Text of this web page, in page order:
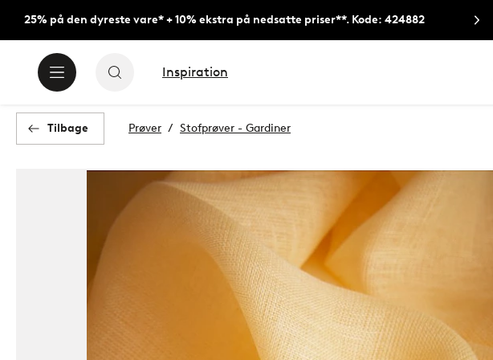
25% på den dyreste vare* + 10% ekstra på nedsatte priser**. Kode: 424882
Inspiration
Tilbage Prøver Stofprøver - Gardiner